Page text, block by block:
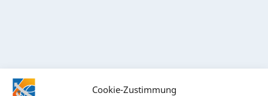
Cookie-Zustimmung